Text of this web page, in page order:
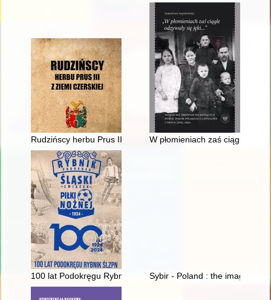
Rudzińscy herbu Prus III z ziemi ciechanowskiej w
W płomieniach zaś ciągle
100 lat Podokręgu Rybnik ŚlZPNSybir - Poland : the image of